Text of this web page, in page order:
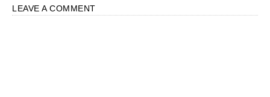
LEAVE A COMMENT